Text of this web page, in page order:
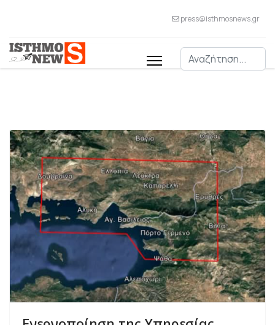
press@isthmosnews.gr
Αναζήτηση